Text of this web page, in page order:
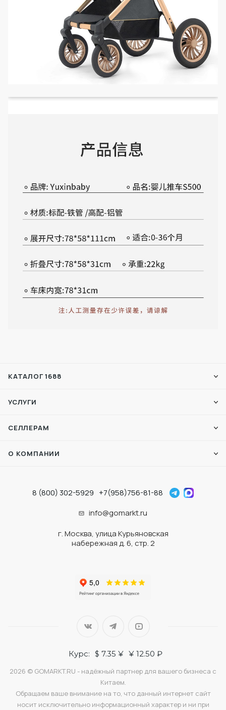
КАТАЛОГ 1688
УСЛУГИ
СЕЛЛЕРАМ
О КОМПАНИИ
8 (800) 302-5929 +7(958)756-81-88
info@gomarkt.ru
г. Москва, улица Курьяновская
набережная д. 6, стр. 2
Курс: $ 7.35 ¥ ¥ 12.50 ₽
2026 © GOMARKT.RU - надёжный партнер для вашего бизнеса с
Китаем.
Обращаем ваше внимание на то, что данный интернет сайт
носит исключительно информационный характер и ни при